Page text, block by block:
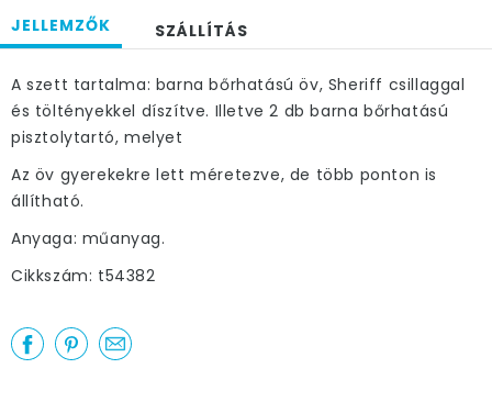
JELLEMZŐK SZÁLLÍTÁS
A szett tartalma: barna bőrhatású öv, Sheriff csillaggal
és töltényekkel díszítve. Illetve 2 db barna bőrhatású
pisztolytartó, melyet
Az öv gyerekekre lett méretezve, de több ponton is
állítható.
Anyaga: műanyag.
Cikkszám: t54382